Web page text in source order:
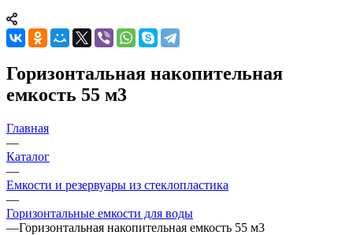
Горизонтальная накопительная
емкость 55 м3
Главная
—
Каталог
—
Емкости и резервуары из стеклопластика
—
Горизонтальные емкости для воды
—Горизонтальная накопительная емкость 55 м3